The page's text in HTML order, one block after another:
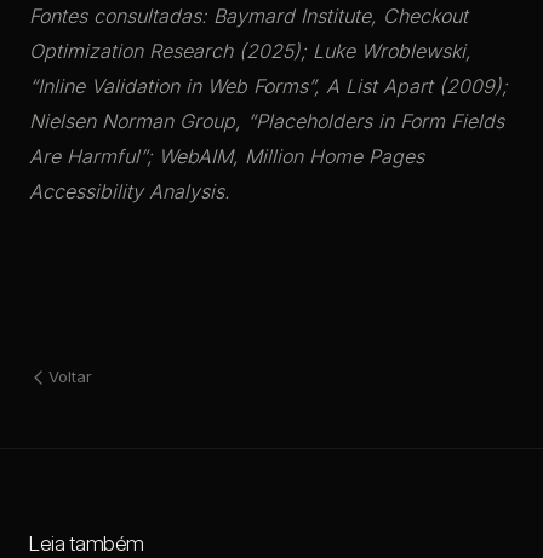
Fontes consultadas: Baymard Institute, Checkout
Optimization Research (2025); Luke Wroblewski,
“Inline Validation in Web Forms”, A List Apart (2009);
Nielsen Norman Group, “Placeholders in Form Fields
Are Harmful”; WebAIM, Million Home Pages
Accessibility Analysis.
Voltar
Leia também